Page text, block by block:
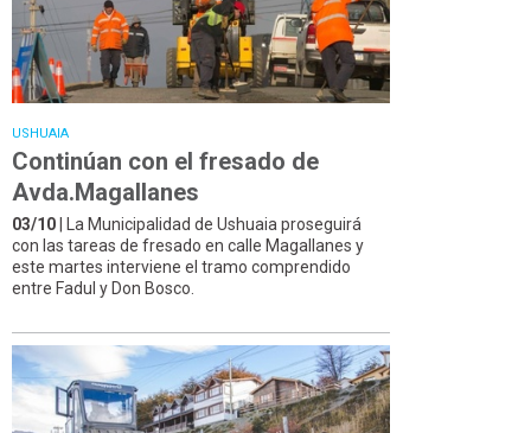
USHUAIA
Continúan con el fresado de
Avda.Magallanes
03/10| La Municipalidad de Ushuaia proseguirá
con las tareas de fresado en calle Magallanes y
este martes interviene el tramo comprendido
entre Fadul y Don Bosco.